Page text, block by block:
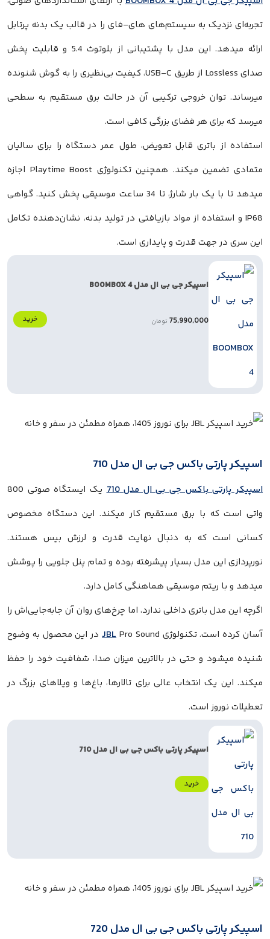
تجربه‌ای نزدیک به سیستم‌های های-فای را در قالب یک بدنه پرتابل
ارائه میدهد. این مدل با پشتیبانی از بلوتوث 5.4 و قابلیت پخش
صدای Lossless از طریق USB-C، کیفیت بی‌نظیری را به گوش شنونده
میرساند. توان خروجی ترکیبی آن در حالت برق مستقیم به سطحی
میرسد که برای هر فضای بزرگی کافی است.
استفاده از باتری قابل تعویض، طول عمر دستگاه را برای سالیان
متمادی تضمین میکند. همچنین تکنولوژی Playtime Boost اجازه
میدهد تا با یک بار شارژ، تا 34 ساعت موسیقی پخش کنید. گواهی
IP68 و استفاده از مواد بازیافتی در تولید بدنه، نشان‌دهنده تکامل
این سری در جهت قدرت و پایداری است.
اسپیکر جی بی ال مدل BOOMBOX 4
75,990,000 تومان خرید
اسپیکر پارتی باکس جی بی ال مدل 710
اسپیکر پارتی باکس جی بی ال مدل 710
یک ایستگاه صوتی 800
واتی است که با برق مستقیم کار میکند. این دستگاه مخصوص
کسانی است که به دنبال نهایت قدرت و لرزش بیس هستند.
نورپردازی این مدل بسیار پیشرفته بوده و تمام پنل جلویی را پوشش
میدهد و با ریتم موسیقی هماهنگی کامل دارد.
اگرچه این مدل باتری داخلی ندارد، اما چرخ‌های روان آن جابه‌جایی‌اش را
آسان کرده است. تکنولوژی
JBLPro Sound در این محصول به وضوح
شنیده میشود و حتی در بالاترین میزان صدا، شفافیت خود را حفظ
میکند. این یک انتخاب عالی برای تالارها، باغ‌ها و ویلاهای بزرگ در
تعطیلات نوروز است.
اسپیکر پارتی باکس جی بی ال مدل 710
خرید
اسپیکر پارتی باکس جی بی ال مدل 720